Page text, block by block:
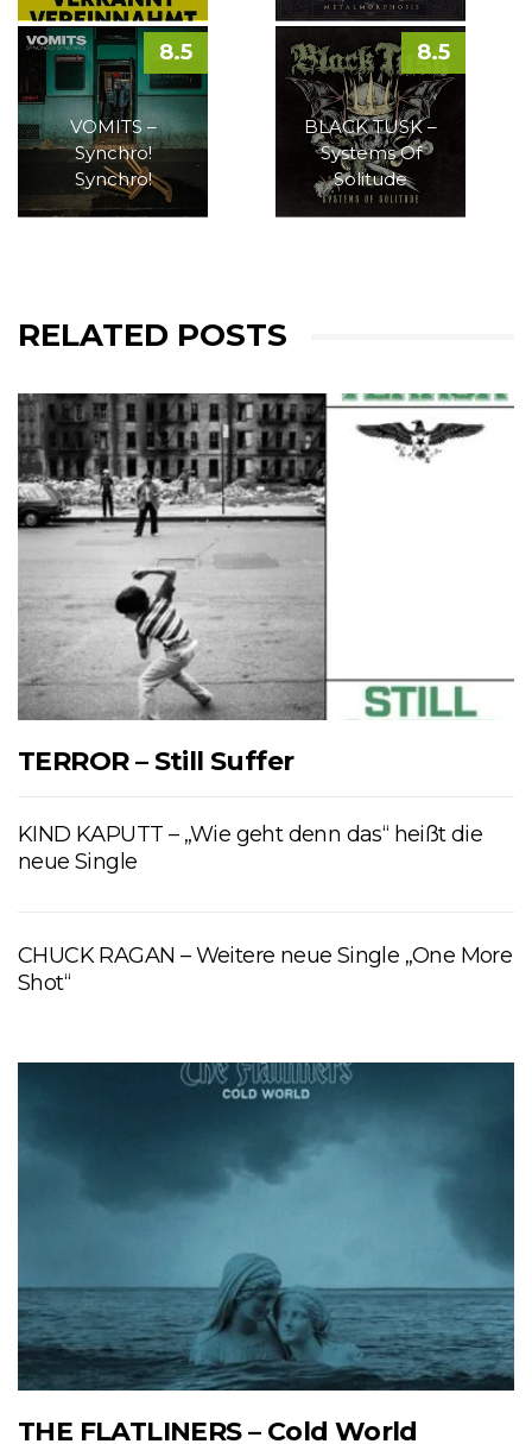
VOMITS –
Synchro!
Synchro!
8.5
BLACK TUSK –
Systems Of
Solitude
8.5
RELATED POSTS
TERROR – Still Suffer
KIND KAPUTT – „Wie geht denn das“ heißt die
neue Single
CHUCK RAGAN – Weitere neue Single „One More
Shot“
THE FLATLINERS – Cold World